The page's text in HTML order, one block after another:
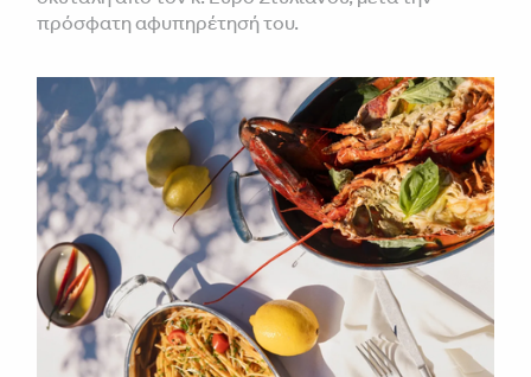
πρόσφατη αφυπηρέτησή του.